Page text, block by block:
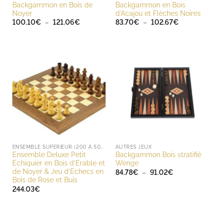
Backgammon en Bois de
Noyer
100.10€ – 121.06€Plage
Backgammon en Bois
d’Acajou et Flèches Noires
83.70€ – 102.67€Plage
Ensemble Deluxe Petit
Echiquier en Bois d’Erable et
de Noyer & Jeu d’Echecs en
Bois de Rose et Buis
244.03€
AUTRES JEUX
Backgammon Bois stratifié
Wenge
84.78€ – 91.02€Plage